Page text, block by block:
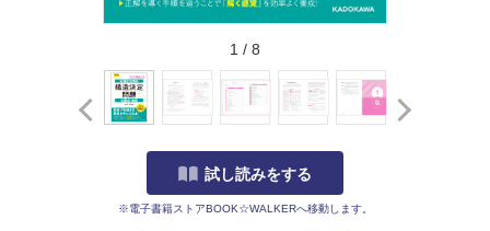
1 / 8
試し読みをする
※電子書籍ストアBOOK☆WALKERへ移動します。